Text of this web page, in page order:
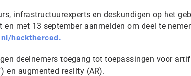
infrastructuurexperts en deskundigen op het
met 13 september aanmelden om deel te
hacktheroad.
deelnemers toegang tot toepassingen voor
en augmented reality (AR).